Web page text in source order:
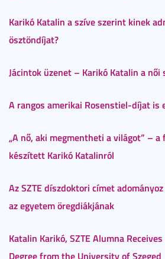
Karikó Katalin a szíve szerint kinek
ösztöndíjat?
Jácintok üzenet – Karikó Katalin a
A rangos amerikai Rosenstiel-díjat is
„A nő, aki megmentheti a világot” –
készített Karikó Katalinról
Az SZTE díszdoktori címet
az egyetem öregdiákjának
Katalin Karikó, SZTE Alumna
Degree from the University of Szeged